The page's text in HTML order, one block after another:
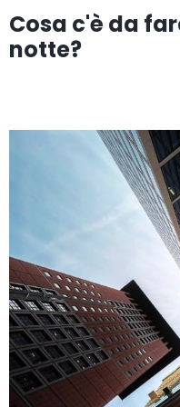
Cosa c'è da
notte?